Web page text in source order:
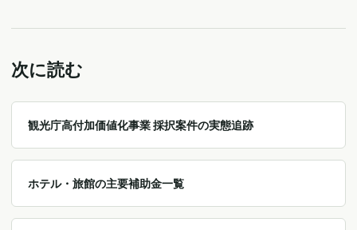
次に読む
観光庁高付加価値化事業 採択案件の実態追跡
ホテル・旅館の主要補助金一覧